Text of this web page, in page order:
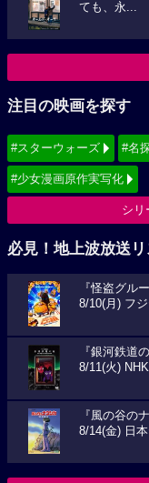
ても、永...
注目の映画を探す
#スターウォーズ #名
#少女漫画原作実写化
シリ
必見！地上波放送リ
『怪盗グル
8/10(月) フ
『銀河鉄道
8/11(火)
『風の谷の
8/14(金) 日